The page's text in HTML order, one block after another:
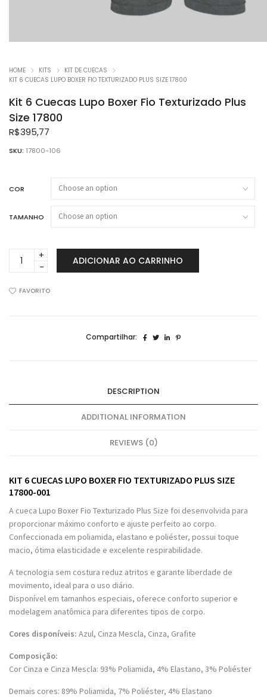
HOME KITS
KIT DE CUECAS
KIT 6 CUECAS LUPO BOXER FIO TEXTURIZADO PLUS SIZE 17800
Kit 6 Cuecas Lupo Boxer Fio Texturizado Plus
Size 17800
R$395,77
SKU: 17800-106
COR
TAMANHO
Lupo
ADICIONAR AO CARRINHO
FAVORITO
Compartilhar:
DESCRIPTION
ADDITIONAL INFORMATION
REVIEWS (0)
KIT 6 CUECAS LUPO BOXER FIO TEXTURIZADO PLUS SIZE
17800-001
A cueca Lupo Boxer Fio Texturizado Plus Size foi desenvolvida para
proporcionar máximo conforto e ajuste perfeito ao corpo.
Confeccionada em poliamida, elastano e poliéster, possui toque
macio, ótima elasticidade e excelente respirabilidade.
A tecnologia sem costura reduz atritos e garante liberdade de
movimento, ideal para o uso diário.
Disponível em tamanhos especiais, oferece conforto superior e
modelagem anatômica para diferentes tipos de corpo.
Cores disponíveis: Azul, Cinza Mescla, Cinza, Grafite
Composição:
Cor Cinza e Cinza Mescla: 93% Poliamida, 4% Elastano, 3% Poliéster
Demais cores: 89% Poliamida, 7% Poliéster, 4% Elastano